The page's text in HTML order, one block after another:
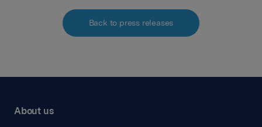
Back to press releases
About us